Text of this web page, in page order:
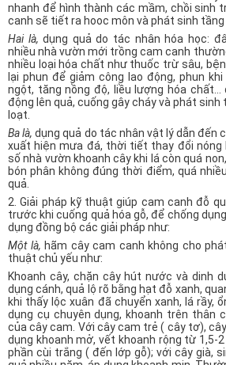
nhanh để hình thành các mầm, chồi sinh
canh sẽ tiết ra hooc môn và phát sinh tầng
Hai là, dụng quả do tác nhân hóa học:
nhiều nhà vườn mới trồng cam canh
nhiều loại hóa chất như thuốc trừ sâu,
lại phun để giảm công lao động, phun
ngột, tăng nồng độ, liều lượng hóa
động lên quả, cuống gây cháy và phát sinh
loạt.
Ba là, dụng quả do tác nhân vật lý dẫn đến
xuất hiện mưa đá, thời tiết thay đổi nóng
số nhà vườn khoanh cây khi lá còn quá
bón phân không đúng thời điểm, quá
quả.
2. Giải pháp kỹ thuật giúp cam canh đỗ
trước khi cuống quả hóa gỗ, để chống
dụng đồng bộ các giải pháp như:
Một là, hãm cây cam canh không cho
thuật chủ yếu như:
Khoanh cây, chặn cây hút nước và dinh
dụng cánh, quả lộ rõ bằng hạt đỗ xanh,
khi thấy lộc xuân đã chuyển xanh, lá rầy,
dụng cụ chuyên dụng, khoanh trên thân
của cây cam. Với cây cam trẻ ( cây tơ),
dụng khoanh mở, vết khoanh rộng từ 1,5-
phần cùi trắng ( đến lớp gỗ); với cây già,